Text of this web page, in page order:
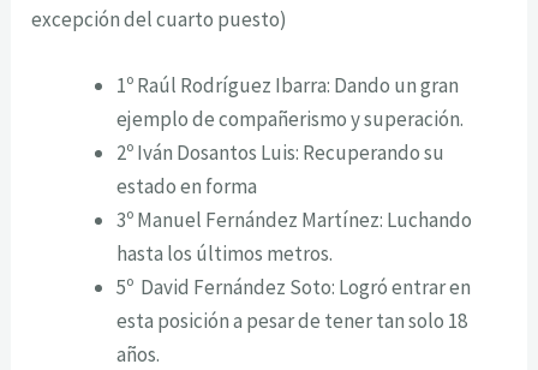
excepción del cuarto puesto)
1º Raúl Rodríguez Ibarra: Dando un gran
ejemplo de compañerismo y superación.
2º Iván Dosantos Luis: Recuperando su
estado en forma
3º Manuel Fernández Martínez: Luchando
hasta los últimos metros.
5º David Fernández Soto: Logró entrar en
esta posición a pesar de tener tan solo 18
años.